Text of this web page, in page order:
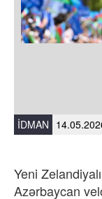
İDMAN
Yeni
Azərbaycan